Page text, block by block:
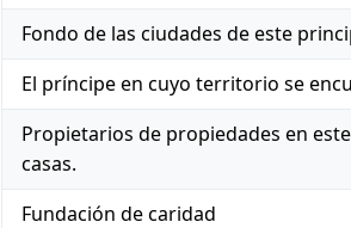
Fondo de las ciudades de este
El príncipe en cuyo territorio se
Propietarios de propiedades en
casas.
Fundación de caridad